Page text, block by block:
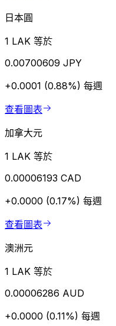
日本圓
1 LAK 等於
0.00700609 JPY
+0.0001 (0.88%) 每週
查看圖表
加拿大元
1 LAK 等於
0.00006193 CAD
+0.0000 (0.17%) 每週
查看圖表
澳洲元
1 LAK 等於
0.00006286 AUD
+0.0000 (0.11%) 每週